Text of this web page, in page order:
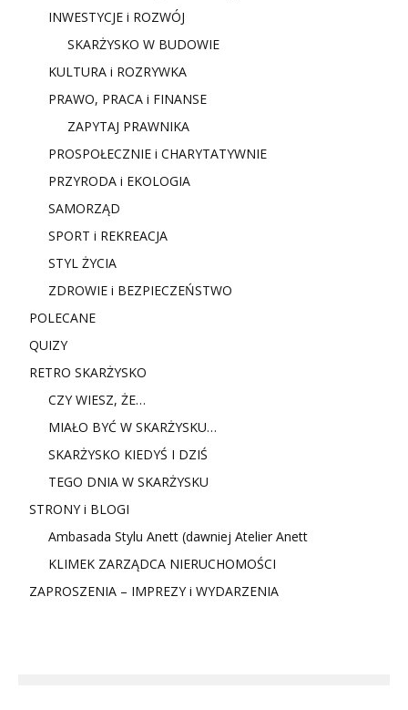
INWESTYCJE i ROZWÓJ
SKARŻYSKO W BUDOWIE
KULTURA i ROZRYWKA
PRAWO, PRACA i FINANSE
ZAPYTAJ PRAWNIKA
PROSPOŁECZNIE i CHARYTATYWNIE
PRZYRODA i EKOLOGIA
SAMORZĄD
SPORT i REKREACJA
STYL ŻYCIA
ZDROWIE i BEZPIECZEŃSTWO
POLECANE
QUIZY
RETRO SKARŻYSKO
CZY WIESZ, ŻE…
MIAŁO BYĆ W SKARŻYSKU…
SKARŻYSKO KIEDYŚ I DZIŚ
TEGO DNIA W SKARŻYSKU
STRONY i BLOGI
Ambasada Stylu Anett (dawniej Atelier Anett
KLIMEK ZARZĄDCA NIERUCHOMOŚCI
ZAPROSZENIA – IMPREZY i WYDARZENIA